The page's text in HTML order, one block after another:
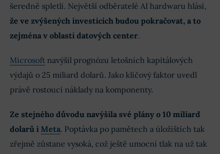
šeredně spletli. Největší odběratelé AI hardwaru hlásí,
že ve zvýšených investicích budou pokračovat, a to
zejména v oblasti datových center.
Microsoft navýšil prognózu letošních kapitálových
výdajů o 25 miliard dolarů. Jako klíčový faktor uvedl
právě rostoucí náklady na komponenty.
Ze stejného důvodu navýšila své plány o 10 miliard
dolarů i Meta. Poptávka po pamětech a úložištích tak
zřejmě zůstane vysoká, což ještě umocní tlak na už tak